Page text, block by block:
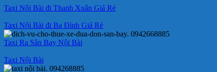
Taxi Nội Bài đi Thanh Xuân Giá Rẻ
Taxi Nội Bài đi Ba Đình Giá Rẻ
Taxi Ra Sân Bay Nội Bài
Taxi Nội Bài